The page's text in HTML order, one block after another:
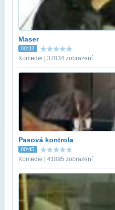
Maser
00:32
Komedie | 37834 zobrazení
Pasová kontrola
00:45
Komedie | 41895 zobrazení